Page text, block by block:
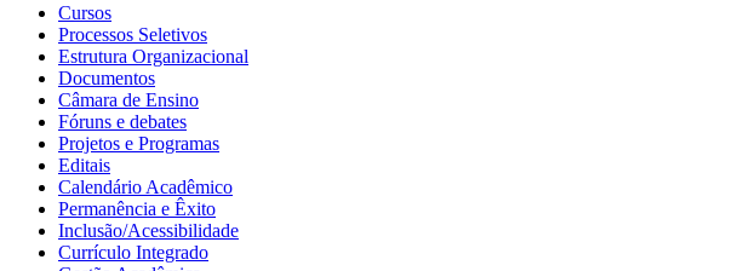
Cursos
Processos Seletivos
Estrutura Organizacional
Documentos
Câmara de Ensino
Fóruns e debates
Projetos e Programas
Editais
Calendário Acadêmico
Permanência e Êxito
Inclusão/Acessibilidade
Currículo Integrado